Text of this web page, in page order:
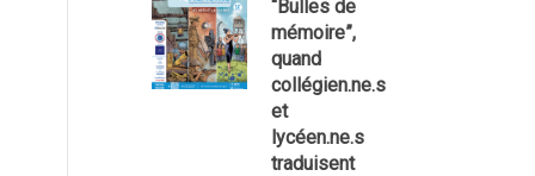
“Bulles de
mémoire”,
quand
collégien.ne.s
et
lycéen.ne.s
traduisent